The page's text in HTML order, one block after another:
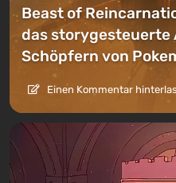
Beast of
das storygesteuerte
Schöpfern von
Einen Kommentar